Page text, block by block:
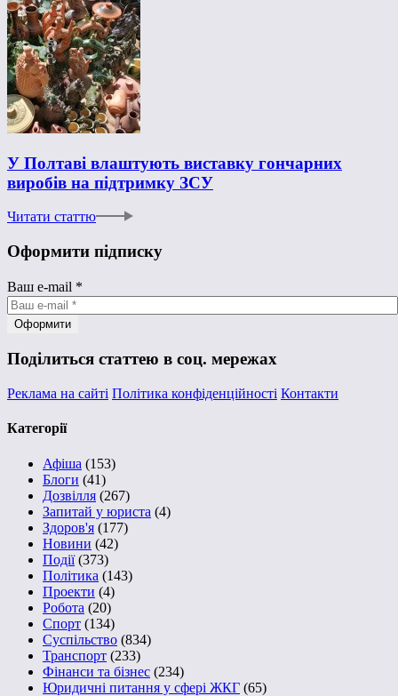
У Полтаві влаштують виставку гончарних
виробів на підтримку ЗСУ
Читати статтю
Оформити підписку
Ваш e-mail *
Поділиться статтею в соц. мережах
Реклама на сайті Політика конфіденційності Контакти
Категорії
Афіша (153)
Блоги (41)
Дозвілля (267)
Запитай у юриста (4)
Здоров'я (177)
Новини (42)
Події(373)
Політика (143)
Проекти (4)
Робота (20)
Спорт (134)
Суспільство (834)
Транспорт (233)
Фінанси та бізнес (234)
Юридичні питання у сфері ЖКГ (65)